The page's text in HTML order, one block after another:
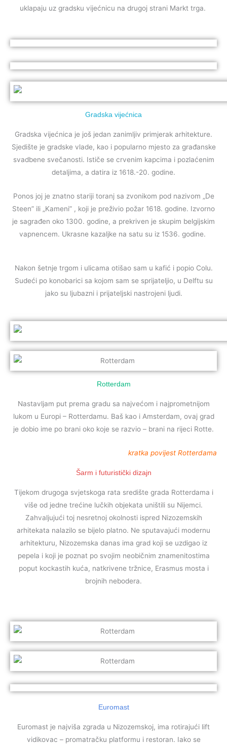
uklapaju uz gradsku vijećnicu na drugoj strani Markt trga.
Gradska vijećnica
Gradska vijećnica je još jedan zanimljiv primjerak arhitekture.
Sjedište je gradske vlade, kao i popularno mjesto za građanske
svadbene svečanosti. Ističe se crvenim kapcima i pozlaćenim
detaljima, a datira iz 1618.-20. godine.
Ponos joj je znatno stariji toranj sa zvonikom pod nazivom „De
Steen” ili „Kameni” , koji je preživio požar 1618. godine. Izvorno
je sagrađen oko 1300. godine, a prekriven je skupim belgijskim
vapnencem. Ukrasne kazaljke na satu su iz 1536. godine.
Nakon šetnje trgom i ulicama otišao sam u kafić i popio Colu.
Sudeći po konobarici sa kojom sam se sprijateljio, u Delftu su
jako su ljubazni i prijateljski nastrojeni ljudi.
Rotterdam
Nastavljam put prema gradu sa najvećom i najprometnijom
lukom u Europi – Rotterdamu. Baš kao i Amsterdam, ovaj grad
je dobio ime po brani oko koje se razvio – brani na rijeci Rotte.
kratka povijest Rotterdama
Šarm i futuristički dizajn
Tijekom drugoga svjetskoga rata središte grada Rotterdama i
više od jedne trećine lučkih objekata uništili su Nijemci.
Zahvaljujući toj nesretnoj okolnosti ispred Nizozemskih
arhitekata nalazilo se bijelo platno. Ne sputavajući modernu
arhitekturu, Nizozemska danas ima grad koji se uzdigao iz
pepela i koji je poznat po svojim neobičnim znamenitostima
poput kockastih kuća, natkrivene tržnice, Erasmus mosta i
brojnih nebodera.
Euromast
Euromast je najviša zgrada u Nizozemskoj, ima rotirajući lift
vidikovac – promatračku platformu i restoran. Iako se